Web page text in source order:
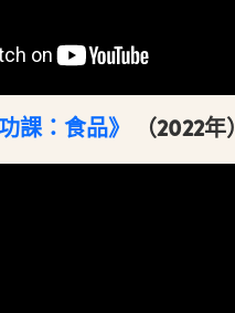
課：食品》 （2022年）